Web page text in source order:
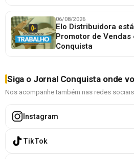
06/08/2026
Elo Distribuidora
Promotor de Vendas
Conquista
Siga o Jornal Conquista onde
Nos acompanhe também nas redes
Instagram
TikTok